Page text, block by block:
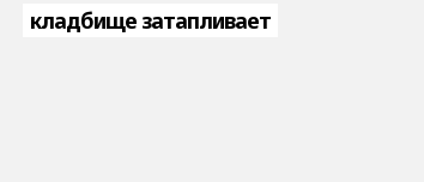
кладбище затапливает